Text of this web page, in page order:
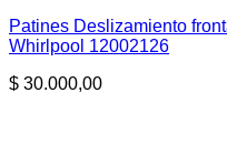
Patines Deslizamiento
Whirlpool 12002126
$ 30.000,00